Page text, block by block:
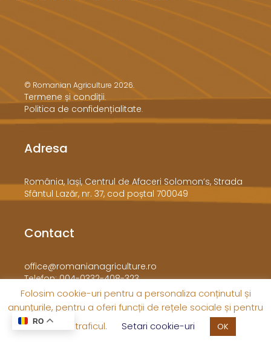
© Romanian Agriculture 2026.
Termene și condiții.
Politica de confidențialitate.
Adresa
​România, Iași, Centrul de Afaceri Solomon’s, Strada
Sfântul Lazăr, nr. 37, cod poștal 700049
Contact
office@romanianagriculture.ro
Telefon: 004-0332-408-323
Folosim cookie-uri pentru a personaliza conținutul și
anunțurile, pentru a oferi funcții de rețele sociale și pentru
a analiza traficul.
Setari cookie-uri OK
RO